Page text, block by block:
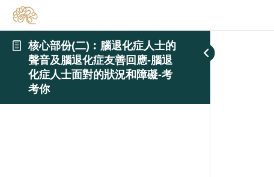
核心部份(二)︰腦退化症人士的
聲音及腦退化症友善回應-腦退
化症人士面對的狀況和障礙-考
考你